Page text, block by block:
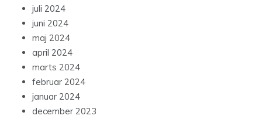
juli 2024
juni 2024
maj 2024
april 2024
marts 2024
februar 2024
januar 2024
december 2023